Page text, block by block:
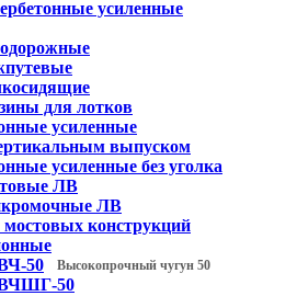
усиленные
для лотков
усиленные
выпуском
усиленные без уголка
ЛВ
ЛВ
конструкций
50
Высокопрочный чугун 50
50